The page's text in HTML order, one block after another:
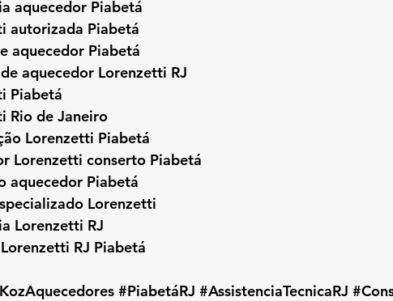
aquecedor Piabetá
autorizada Piabetá
aquecedor Piabetá
aquecedor Lorenzetti RJ
Piabetá
Rio de Janeiro
Lorenzetti Piabetá
Lorenzetti conserto Piabetá
aquecedor Piabetá
Lorenzetti
Lorenzetti RJ
RJ Piabetá
#PiabetáRJ #AssistenciaTecnicaRJ